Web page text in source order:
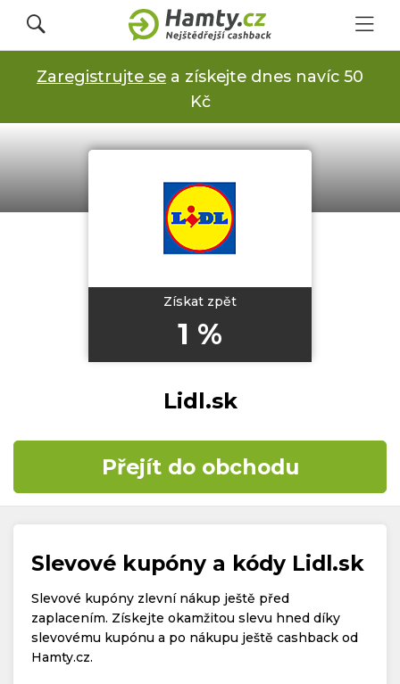
Přihlásit se
Registrovat
Obchody
Časté dotazy
Kontakt
Copyright © 2019 - 2026. Všechna práva vyhrazena.
Zaregistrujte se a získejte dnes navíc 50
Kč
Získat zpět
1 %
Lidl.sk
Přejít do obchodu
Slevové kupóny a kódy Lidl.sk
Slevové kupóny zlevní nákup ještě před
zaplacením. Získejte okamžitou slevu hned díky
slevovému kupónu a po nákupu ještě cashback od
Hamty.cz.